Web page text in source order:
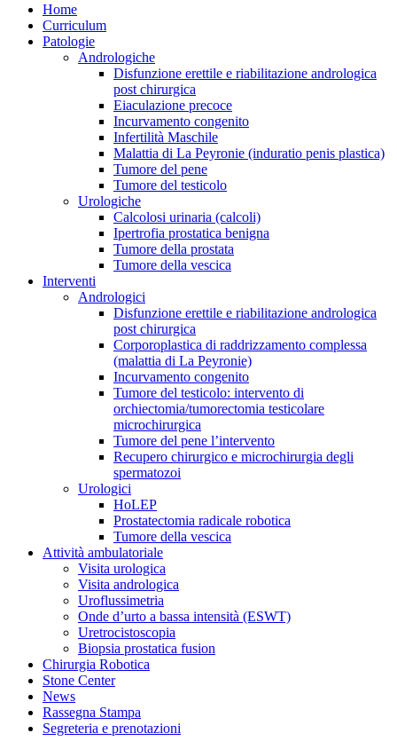
Home
Curriculum
Patologie
Andrologiche
Disfunzione erettile e riabilitazione andrologica
post chirurgica
Eiaculazione precoce
Incurvamento congenito
Infertilità Maschile
Malattia di La Peyronie (induratio penis plastica)
Tumore del pene
Tumore del testicolo
Urologiche
Calcolosi urinaria (calcoli)
Ipertrofia prostatica benigna
Tumore della prostata
Tumore della vescica
Interventi
Andrologici
Disfunzione erettile e riabilitazione andrologica
post chirurgica
Corporoplastica di raddrizzamento complessa
(malattia di La Peyronie)
Incurvamento congenito
Tumore del testicolo: intervento di
orchiectomia/tumorectomia testicolare
microchirurgica
Tumore del pene l’intervento
Recupero chirurgico e microchirurgia degli
spermatozoi
Urologici
HoLEP
Prostatectomia radicale robotica
Tumore della vescica
Attività ambulatoriale
Visita urologica
Visita andrologica
Uroflussimetria
Onde d’urto a bassa intensità (ESWT)
Uretrocistoscopia
Biopsia prostatica fusion
Chirurgia Robotica
Stone Center
News
Rassegna Stampa
Segreteria e prenotazioni